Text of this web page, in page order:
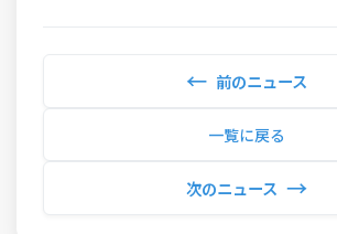
← 前のニュース
一覧に戻る
次のニュース →